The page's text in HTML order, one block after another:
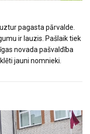
pagasta pārvalde.
ir lauzis. Pašlaik tiek
novada pašvaldība
jauni nomnieki.